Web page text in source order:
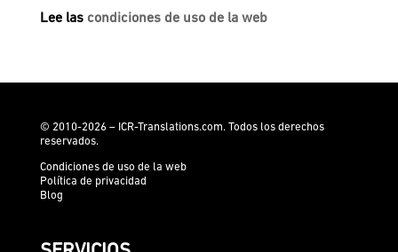
Lee las condiciones de uso de la web
© 2010-2026 – ICR-Translations.com. Todos los derechos
reservados.
Condiciones de uso de la web
Política de privacidad
Blog